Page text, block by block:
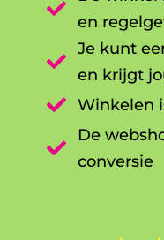

en

Je kunt
en krijgt

Winkelen

De
conversie